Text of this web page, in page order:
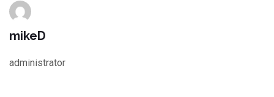
mikeD
administrator